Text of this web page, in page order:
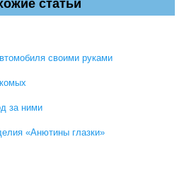
статьи
своими руками
за ними
«Анютины глазки»